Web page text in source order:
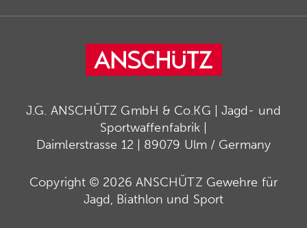
J.G. ANSCHÜTZ GmbH & Co.KG | Jagd- und
Sportwaffenfabrik |
Daimlerstrasse 12 | 89079 Ulm / Germany
Copyright © 2026 ANSCHÜTZ Gewehre für
Jagd, Biathlon und Sport